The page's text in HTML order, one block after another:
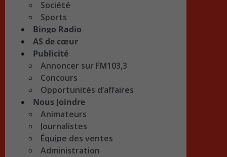
Société
Sports
Bingo Radio
AS de cœur
Publicité
Annoncer sur FM103,3
Concours
Opportunités d’affaires
Nous Joindre
Animateurs
Journalistes
Équipe des ventes
Administration